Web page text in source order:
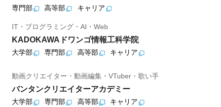
専門部 高等部 キャリア
IT・プログラミング・AI・Web
KADOKAWAドワンゴ情報工科学院
大学部 専門部 高等部 キャリア
動画クリエイター・動画編集・VTuber・歌い手
バンタンクリエイターアカデミー
大学部 専門部 高等部 キャリア